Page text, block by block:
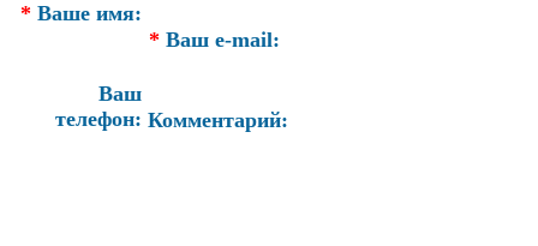
* Ваше имя:
* Ваш e-mail:
Ваш
телефон: Комментарий: